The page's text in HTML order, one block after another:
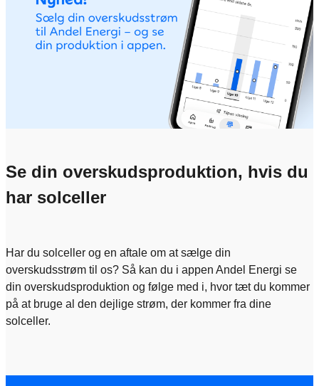
Se din overskudsproduktion, hvis du
har solceller
Har du solceller og en aftale om at sælge din
overskudsstrøm til os? Så kan du i appen Andel Energi se
din overskudsproduktion og følge med i, hvor tæt du kommer
på at bruge al den dejlige strøm, der kommer fra dine
solceller.